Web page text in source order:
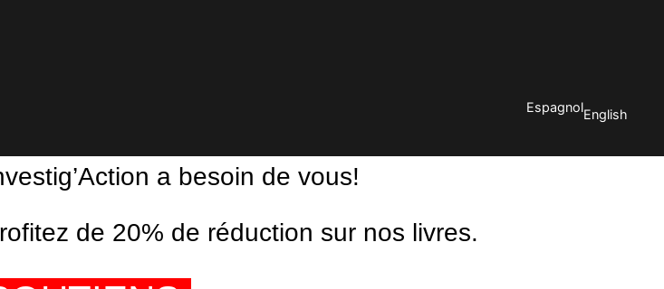
EspagnolEnglish
a besoin de vous!
de 20% de réduction sur nos livres.